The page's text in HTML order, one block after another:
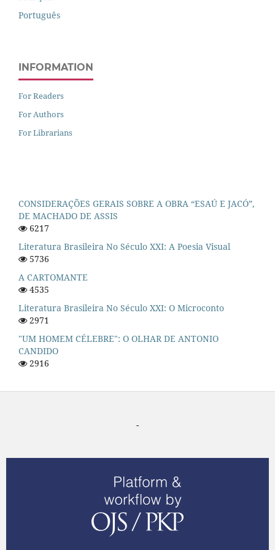
Português
INFORMATION
For Readers
For Authors
For Librarians
CONSIDERAÇÕES GERAIS SOBRE A OBRA “ESAÚ E JACÓ”,
DE MACHADO DE ASSIS
6217
Literatura Brasileira No Século XXI: A Poesia Visual
5736
A CARTOMANTE
4535
Literatura Brasileira No Século XXI: O Microconto
2971
"UM HOMEM CÉLEBRE": O OLHAR DE ANTONIO
CANDIDO
2916
-